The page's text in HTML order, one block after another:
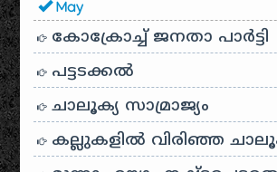
May
കോക്രോച്ച് ജനതാ പാർട്ടി
പട്ടടക്കൽ
ചാലൂക്യ സാമ്രാജ്യം
കല്ലുകളിൽ വിരിഞ്ഞ